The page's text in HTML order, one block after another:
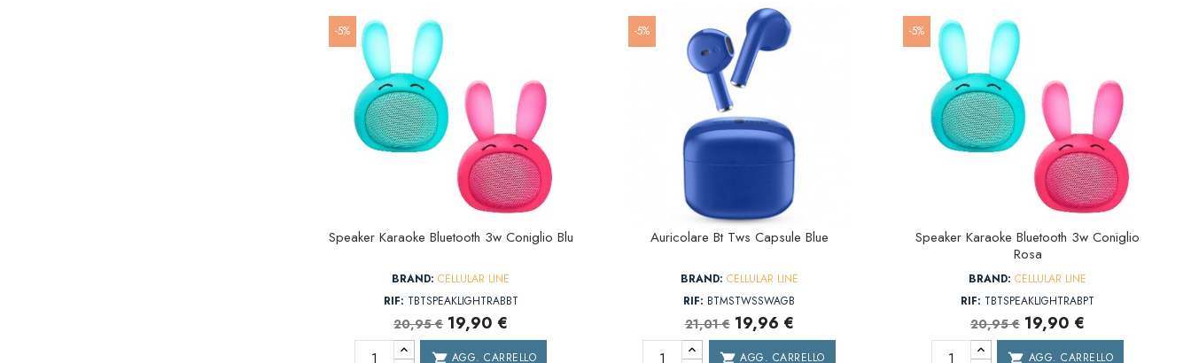
-5%
Speaker Karaoke Bluetooth 3w Coniglio Blu
BRAND: CELLULAR LINE
RIF: TBTSPEAKLIGHTRABBT
20,95 € 19,90 €
shopping_cart AGG. CARRELLO
-5%
Auricolare Bt Tws Capsule Blue
BRAND: CELLULAR LINE
RIF: BTMSTWSSWAGB
21,01 € 19,96 €
shopping_cart AGG. CARRELLO
-5%
Speaker Karaoke Bluetooth 3w Coniglio
Rosa
BRAND: CELLULAR LINE
RIF: TBTSPEAKLIGHTRABPT
20,95 € 19,90 €
shopping_cart AGG. CARRELLO